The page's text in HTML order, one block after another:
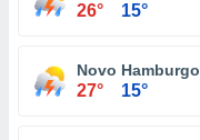
26° 15°
Novo Hamburgo
27° 15°